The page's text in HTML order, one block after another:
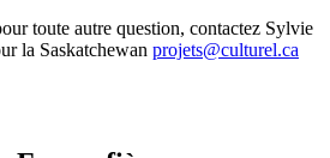
toute autre question, contactez Sylvie
la Saskatchewan projets@culturel.ca